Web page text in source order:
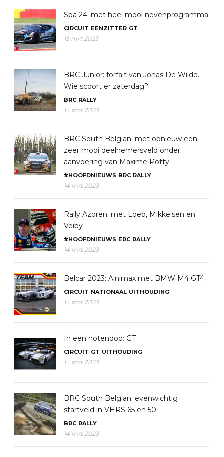
Spa 24: met heel mooi nevenprogramma
CIRCUIT EENZITTER GT
15 mrt 2023
BRC Junior: forfait van Jonas De Wilde.
Wie scoort er zaterdag?
BRC RALLY
14 mrt 2023
BRC South Belgian: met opnieuw een
zeer mooi deelnemersveld onder
aanvoering van Maxime Potty
#HOOFDNIEUWS BRC RALLY
14 mrt 2023
Rally Azoren: met Loeb, Mikkelsen en
Veiby
#HOOFDNIEUWS ERC RALLY
14 mrt 2023
Belcar 2023: Alnimax met BMW M4 GT4
CIRCUIT NATIONAAL UITHOUDING
14 mrt 2023
In een notendop: GT
CIRCUIT GT UITHOUDING
14 mrt 2023
BRC South Belgian: evenwichtig
startveld in VHRS 65 en 50
BRC RALLY
14 mrt 2023